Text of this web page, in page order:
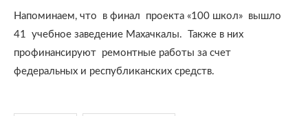
Напоминаем, что в финал проекта «100 школ» вышло
41 учебное заведение Махачкалы. Также в них
профинансируют ремонтные работы за счет
федеральных и республиканских средств.